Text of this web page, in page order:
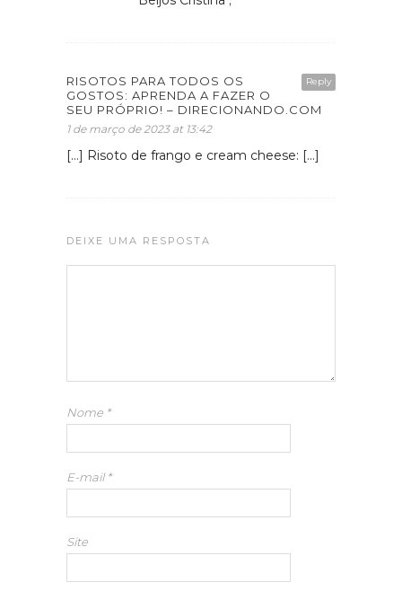
Reply
RISOTOS PARA TODOS OS
GOSTOS: APRENDA A FAZER O
SEU PRÓPRIO! – DIRECIONANDO.COM
1 de março de 2023 at 13:42
[…] Risoto de frango e cream cheese: […]
DEIXE UMA RESPOSTA
Nome *
E-mail*
Site